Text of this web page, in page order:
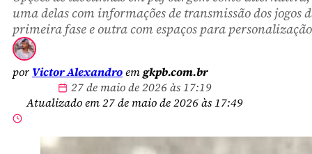
uma delas com informações de transmissão dos jogos
primeira fase e outra com espaços para personalização
por Victor Alexandroemgkpb.com.br
27 de maio de 2026 às 17:19
Atualizado em 27 de maio de 2026 às 17:49